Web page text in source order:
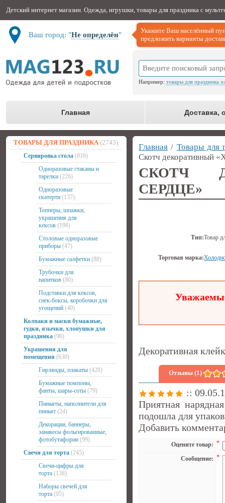
Детский интернет магазин. Одежда, игрушки, товары для праздника с
Ваш город: "Не определён"
Укажите Ваш населённый
предложить варианты
Например: товары для праздника
Главная Доставка,
ТОВАРЫ ДЛЯ ПРАЗДНИКА (2743)
Сервировка стола (816)
Одноразовые стаканы и
тарелки (226)
Одноразовые
скатерти (137)
Топперы, шпажки,
украшения для
кексов (198)
Столовые одноразовые
приборы (47)
Бумажные салфетки (88)
Трубочки для
напитков (80)
Подставки для кексов,
снек-боксы, коробочки для
угощений (40)
Колпаки и маски бумажные,
гудки, язычки, хлопушки для
праздника (96)
Украшения для
помещения (630)
Гирлянды, плакаты (428)
Бумажные помпоны,
фанты, шары-соты (79)
Пиньяты, наполнители для
пиньят (24)
Декорации, баннеры,
занавесы фольгированные,
фотобутафории (99)
Свечи для торта (245)
Свечи-цифры для
торта (138)
Наборы свечей для
торта (95)
Главная / Товары для
Скотч декоративный
СКОТЧ
СЕРДЦЕ»
Тип:Товар
Торговая марка:
Декоративная
Отзывы (1)
::
Приятная
подошла для
Добавить
Оцените товар: *
Сообщение: *